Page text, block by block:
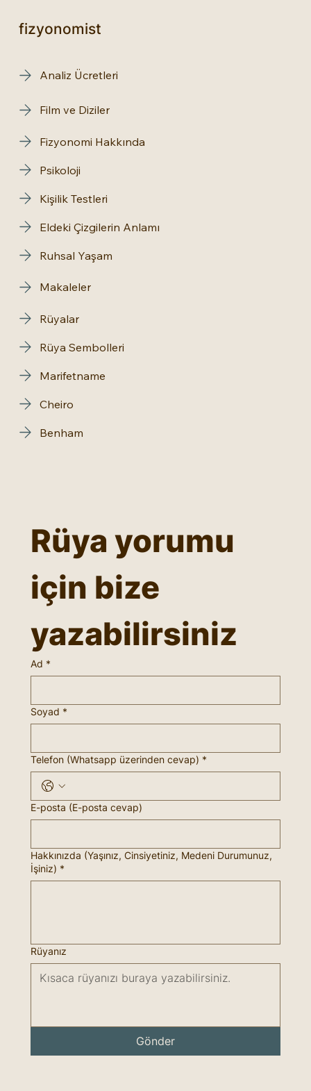
fizyonomist
Analiz Ücretleri
Film ve Diziler
Makaleler
Fizyonomi Hakkında
Psikoloji
Kişilik Testleri
Eldeki Çizgilerin Anlamı
Ruhsal Yaşam
Rüyalar
Rüya Sembolleri
Marifetname
Cheiro
Benham
Rüya yorumu
için bize
yazabilirsiniz
Ad *
Soyad *
Telefon (Whatsapp üzerinden cevap) *
E-posta (E-posta cevap)
Hakkınızda (Yaşınız, Cinsiyetiniz, Medeni Durumunuz,
İşiniz) *
Rüyanız
Gönder